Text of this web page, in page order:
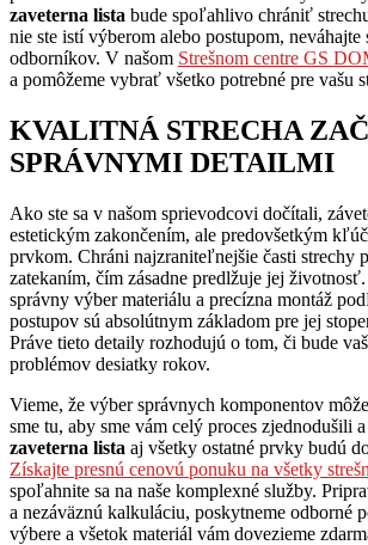
zaveterna lista bude spoľahlivo chrániť
nie ste istí výberom alebo postupom, neváhajte
odborníkov. V našom Strešnom centre GS
a pomôžeme vybrať všetko potrebné pre vašu
KVALITNÁ STRECHA
SPRÁVNYMI DETAILMI
Ako ste sa v našom sprievodcovi dočítali,
estetickým zakončením, ale predovšetkým
prvkom. Chráni najzraniteľnejšie časti strechy
zatekaním, čím zásadne predlžuje jej životnosť.
správny výber materiálu a precízna montáž
postupov sú absolútnym základom pre jej
Práve tieto detaily rozhodujú o tom, či bude
problémov desiatky rokov.
Vieme, že výber správnych komponentov
sme tu, aby sme vám celý proces zjednodušili
zaveterna lista aj všetky ostatné prvky budú
Získajte presnú cenovú ponuku na všetky
spoľahnite sa na naše komplexné služby.
a nezáväznú kalkuláciu, poskytneme odborné
výbere a všetok materiál vám dovezieme